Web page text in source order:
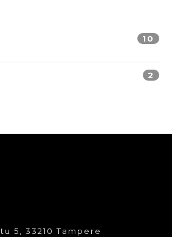
10
2
5, 33210 Tampere